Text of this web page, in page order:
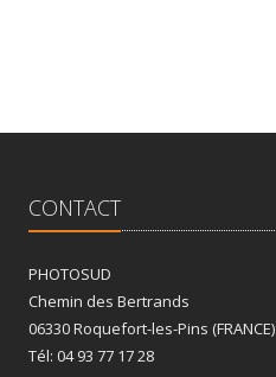
CONTACT
PHOTOSUD
Chemin des Bertrands
06330 Roquefort-les-Pins (FRANCE)
Tél: 04 93 77 17 28